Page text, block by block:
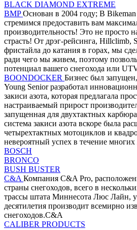
BLACK DIAMOND EXTREME
BMPОснован в 2004 году; В
стремимся предоставить вам
производительность! Это не просто
страсть! От дрэг-рейсинга, Hillclimb,
фристайла до катания в горах, мы
ради чего мы живем, поэтому
потенциал вашего снегохода или
BOONDOCKER Бизнес был
Young Senior разработал
закиси азота, которая предлагала
настраиваемый прирост
запущенная для двухтактных
система закиси азота вскоре была
четырехтактных мотоциклов и
невероятный успех в течение
BOSCH
BRONCO
BUSH BUSTER
C&A Компания C&A Pro,
страны снегоходов, всего в
трассы штата Миннесота Люс Лайн,
десятилетия производит всемирно
снегоходов.C&A
CALIBER PRODUCTS